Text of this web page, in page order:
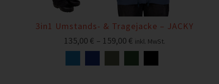
3in1 Umstands- & Tragejacke – JACKY
135,00 € – 159,00 € inkl. MwSt.